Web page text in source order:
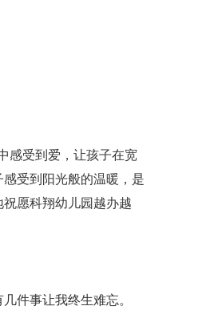
感受到爱，让孩子在宽
受到阳光般的温暖，是
愿科翔幼儿园越办越
件事让我终生难忘。